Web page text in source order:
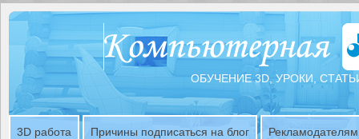
ОБУЧЕНИЕ 3D, УРОКИ,
3D работа Причины подписаться на блог Рекламодателям